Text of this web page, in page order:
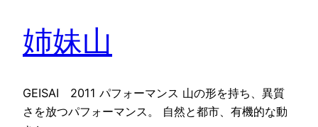
姉妹山
GEISAI 2011 パフォーマンス 山の形を持ち、異質
さを放つパフォーマンス。 自然と都市、有機的な動